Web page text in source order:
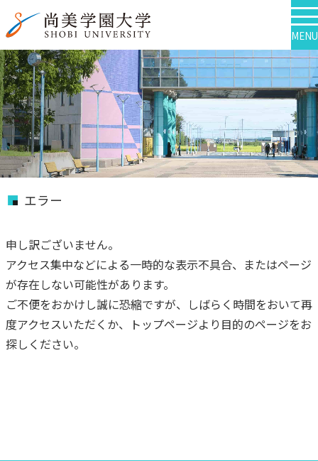
MENU
エラー
申し訳ございません。
アクセス集中などによる一時的な表示不具合、またはページ
が存在しない可能性があります。
ご不便をおかけし誠に恐縮ですが、しばらく時間をおいて再
度アクセスいただくか、トップページより目的のページをお
探しください。